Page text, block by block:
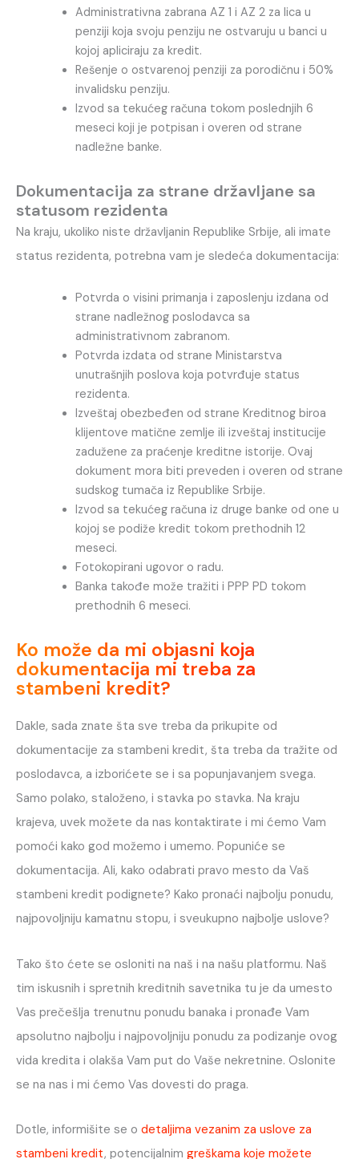
Administrativna zabrana AZ 1 i AZ 2 za lica u
penziji koja svoju penziju ne ostvaruju u banci u
kojoj apliciraju za kredit.
Rešenje o ostvarenoj penziji za porodičnu i 50%
invalidsku penziju.
Izvod sa tekućeg računa tokom poslednjih 6
meseci koji je potpisan i overen od strane
nadležne banke.
Dokumentacija za strane državljane sa
statusom rezidenta
Na kraju, ukoliko niste državljanin Republike Srbije, ali imate
status rezidenta, potrebna vam je sledeća dokumentacija:
Potvrda o visini primanja i zaposlenju izdana od
strane nadležnog poslodavca sa
administrativnom zabranom.
Potvrda izdata od strane Ministarstva
unutrašnjih poslova koja potvrđuje status
rezidenta.
Izveštaj obezbeđen od strane Kreditnog biroa
klijentove matične zemlje ili izveštaj institucije
zadužene za praćenje kreditne istorije. Ovaj
dokument mora biti preveden i overen od strane
sudskog tumača iz Republike Srbije.
Izvod sa tekućeg računa iz druge banke od one u
kojoj se podiže kredit tokom prethodnih 12
meseci.
Fotokopirani ugovor o radu.
Banka takođe može tražiti i PPP PD tokom
prethodnih 6 meseci.
Ko može da mi objasni koja
dokumentacija mi treba za
stambeni kredit?
Dakle, sada znate šta sve treba da prikupite od
dokumentacije za stambeni kredit, šta treba da tražite od
poslodavca, a izborićete se i sa popunjavanjem svega.
Samo polako, staloženo, i stavka po stavka. Na kraju
krajeva, uvek možete da nas kontaktirate i mi ćemo Vam
pomoći kako god možemo i umemo. Popuniće se
dokumentacija. Ali, kako odabrati pravo mesto da Vaš
stambeni kredit podignete? Kako pronaći najbolju ponudu,
najpovoljniju kamatnu stopu, i sveukupno najbolje uslove?
Tako što ćete se osloniti na naš i na našu platformu. Naš
tim iskusnih i spretnih kreditnih savetnika tu je da umesto
Vas prečešlja trenutnu ponudu banaka i pronađe Vam
apsolutno najbolju i najpovoljniju ponudu za podizanje ovog
vida kredita i olakša Vam put do Vaše nekretnine. Oslonite
se na nas i mi ćemo Vas dovesti do praga.
Dotle, informišite se o detaljima vezanim za uslove za
stambeni kredit, potencijalnim greškama koje možete